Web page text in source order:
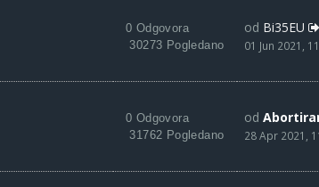
0 Odgovora
30273 Pogledano
od Bi35EU
01 Jun 2021,
0 Odgovora
31762 Pogledano
od
28 Apr 2021,